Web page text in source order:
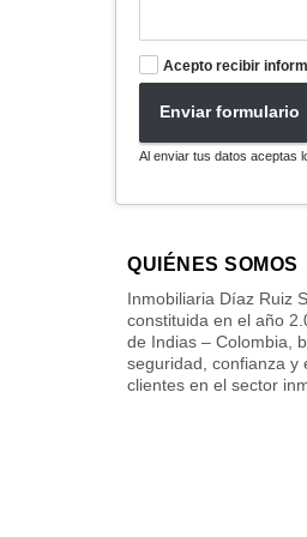
Acepto recibir
Enviar formulario
Al enviar tus datos aceptas
QUIÉNES SOMOS
Inmobiliaria Díaz Ruiz
constituida en el año
de Indias – Colombia,
seguridad, confianza y
clientes en el sector